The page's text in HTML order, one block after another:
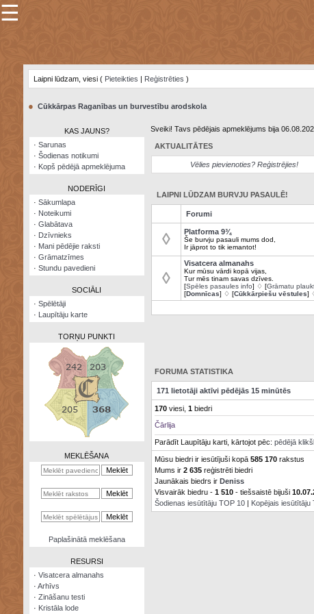
×
Šodienas
Visatcera
almanahs
kalkulators
☰
Laipni lūdzam, viesi ( Pieteikties | Reģistrēties )
● Cūkkārpas Raganības un burvestību arodskola
KAS JAUNS?
· Sarunas
· Šodienas notikumi
· Kopš pēdējā apmeklējuma
NODERĪGI
· Sākumlapa
· Noteikumi
· Glabātava
· Dzīvnieks
· Mani pēdējie raksti
· Grāmatzīmes
· Stundu pavedieni
SOCIĀLI
· Spēlētāji
· Laupītāju karte
TORŅU PUNKTI
MEKLĒŠANA
Paplašinātā meklēšana
RESURSI
· Visatcera almanahs
· Arhīvs
· Zināšanu testi
· Kristāla lode
Sveiki! Tavs pēdējais apmeklējums bija
AKTUALITĀTES
Vēlies pievienoties? Reģistrējies!
LAIPNI LŪDZAM BURVJU PASAULĒ!
Forumi
◊ Platforma 9¾
Še burvju pasauli mums dod,
Ir jāprot to tik iemantot!
◊
Visatcera almanahs
Kur mūsu vārdi kopā vijas,
Tur mēs tinam savas dzīves.
[Spēles pasaules info] ♢ [Grāmatu
[Domnīcas] ♢ [Cūkkārpiešu vēstules]
FORUMA STATISTIKA
171 lietotāji aktīvi pēdējās 15 minūtēs
170viesi, 1biedri
Čārlija
Parādīt Laupītāju karti, kārtojot pēc: pēdējā
Mūsu biedri ir iesūtījuši kopā 585 170rakstus
Mums ir 2 635reģistrēti biedri
Jaunākais biedrs ir Deniss
Visvairāk biedru - 1 510- tiešsaistē bijuši
Šodienas iesūtītāju TOP 10| Kopējais iesūtītāju